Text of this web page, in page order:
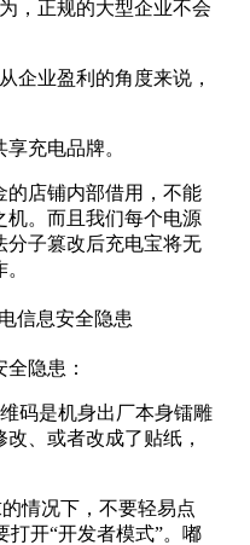
正规的大型企业不会
业盈利的角度来说，
充电品牌。
店铺内部借用，不能
机。而且我们每个电源
分子篡改后充电宝将无
隐患：
码是机身出厂本身镭雕
、或者改成了贴纸，
情况下，不要轻易点
打开“开发者模式”。嘟